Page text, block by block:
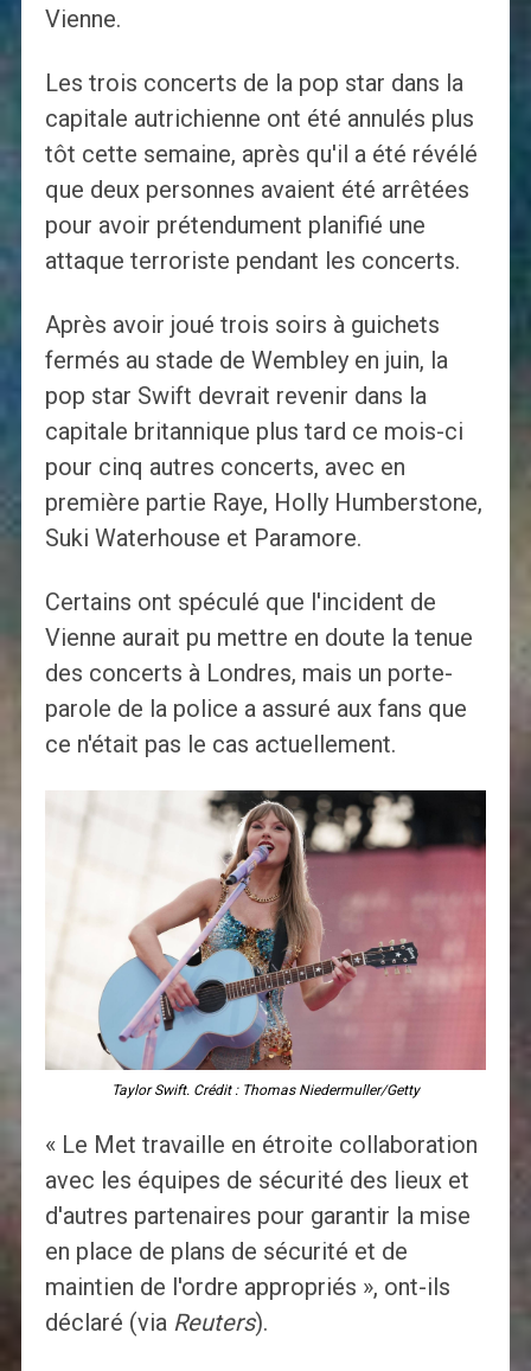
Vienne.
Les trois concerts de la pop star dans la
capitale autrichienne ont été annulés plus
tôt cette semaine, après qu'il a été révélé
que deux personnes avaient été arrêtées
pour avoir prétendument planifié une
attaque terroriste pendant les concerts.
Après avoir joué trois soirs à guichets
fermés au stade de Wembley en juin, la
pop star Swift devrait revenir dans la
capitale britannique plus tard ce mois-ci
pour cinq autres concerts, avec en
première partie Raye, Holly Humberstone,
Suki Waterhouse et Paramore.
Certains ont spéculé que l'incident de
Vienne aurait pu mettre en doute la tenue
des concerts à Londres, mais un porte-
parole de la police a assuré aux fans que
ce n'était pas le cas actuellement.
Taylor Swift. Crédit : Thomas Niedermuller/Getty
« Le Met travaille en étroite collaboration
avec les équipes de sécurité des lieux et
d'autres partenaires pour garantir la mise
en place de plans de sécurité et de
maintien de l'ordre appropriés », ont-ils
déclaré (via Reuters).